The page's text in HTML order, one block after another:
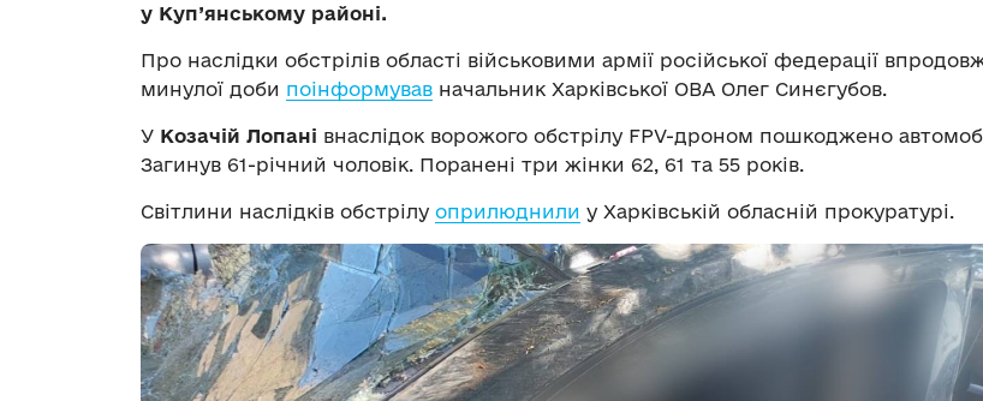
у Куп’янському районі.
Про наслідки обстрілів області військовими армії російської федерації
минулої доби поінформував начальник Харківської ОВА Олег Синєгубов.
У Козачій Лопані внаслідок ворожого обстрілу FPV-дроном пошкоджено
Загинув 61-річний чоловік. Поранені три жінки 62, 61 та 55 років.
Світлини наслідків обстрілу оприлюднили у Харківській обласній прокуратурі.